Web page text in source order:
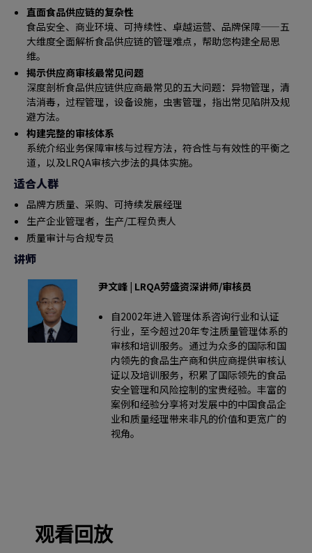
直面食品供应链的复杂性
食品安全、商业环境、可持续性、卓越运营、品牌保障——五
大维度全面解析食品供应链的管理难点，帮助您构建全局思
维。
揭示供应商审核最常见问题
深度剖析食品供应链供应商最常见的五大问题：异物管理，清
洁消毒，过程管理，设备设施，虫害管理，指出常见陷阱及规
避方法。
构建完整的审核体系
系统介绍业务保障审核与过程方法，符合性与有效性的平衡之
道，以及LRQA审核六步法的具体实施。
适合人群
品牌方质量、采购、可持续发展经理
生产企业管理者，生产/工程负责人
质量审计与合规专员
讲师
尹文峰 | LRQA劳盛资深讲师/审核员
自2002年进入管理体系咨询行业和认证
行业，至今超过20年专注质量管理体系的
审核和培训服务。通过为众多的国际和国
内领先的食品生产商和供应商提供审核认
证以及培训服务，积累了国际领先的食品
安全管理和风险控制的宝贵经验。丰富的
案例和经验分享将对发展中的中国食品企
业和质量经理带来非凡的价值和更宽广的
视角。
观看回放